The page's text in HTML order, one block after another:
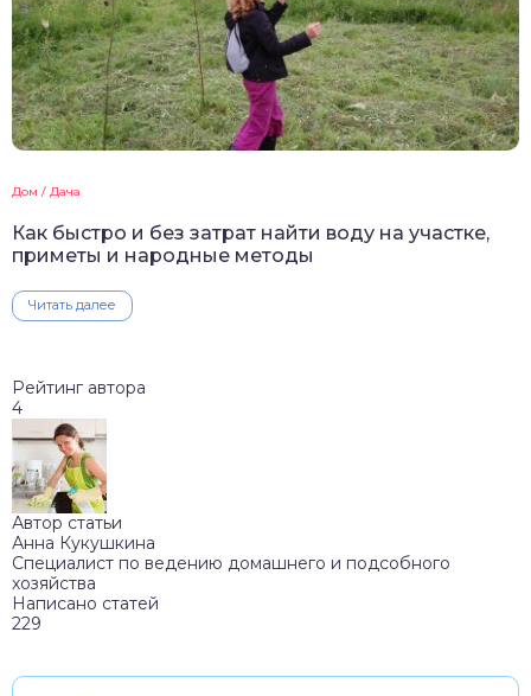
Дом / Дача
Как быстро и без затрат найти воду на участке,
приметы и народные методы
Читать далее
Рейтинг автора
4
Автор статьи
Анна Кукушкина
Специалист по ведению домашнего и подсобного
хозяйства
Написано статей
229